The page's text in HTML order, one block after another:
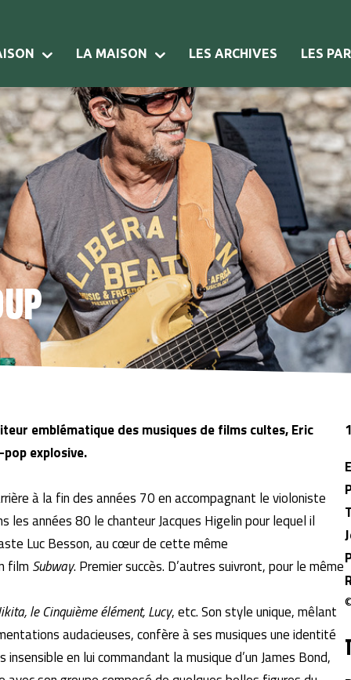
LA MAISON LES ARCHIVES LES
emblématique des musiques de films cultes, Eric
explosive.
à la fin des années 70 en accompagnant le violoniste
les années 80 le chanteur Jacques Higelin pour lequel il
Luc Besson, au cœur de cette même
film Subway. Premier succès. D’autres suivront, pour le même
le Cinquième élément, Lucy, etc. Son style unique, mêlant
audacieuses, confère à ses musiques une identité
en lui commandant la musique d’un James Bond,